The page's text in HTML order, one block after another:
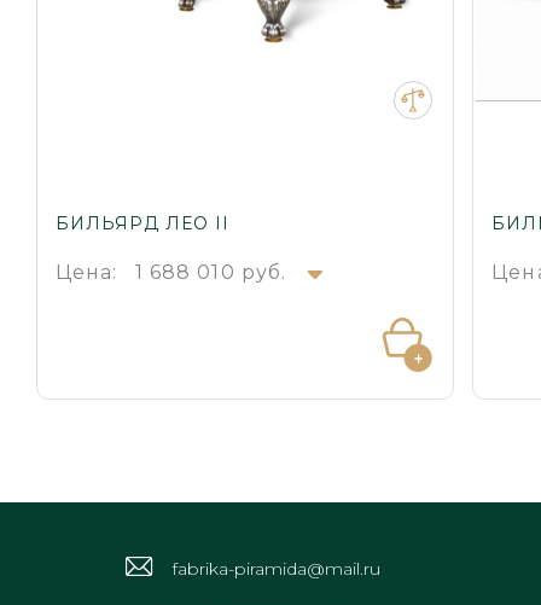
БИЛЬЯРД ЛЕО II
Цена: 1 688 010 руб.
fabrika-piramida@mail.ru